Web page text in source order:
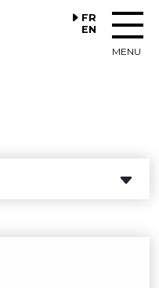
MENU
FR
EN